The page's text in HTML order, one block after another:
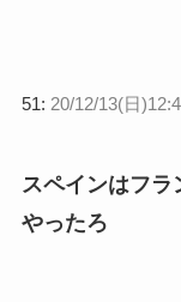
51: 20/12/13(日
スペインはフ
やったろ